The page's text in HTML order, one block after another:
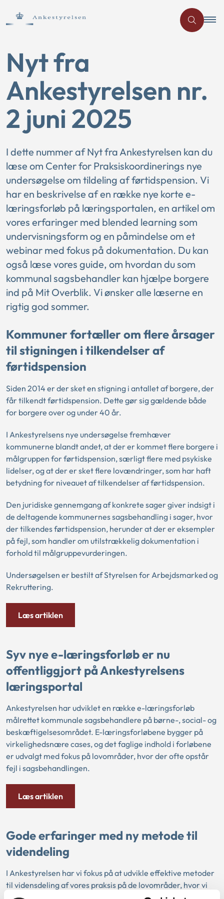
Nyt fra
Ankestyrelsen nr.
2 juni 2025
I dette nummer af Nyt fra Ankestyrelsen kan du
læse om Center for Praksiskoordinerings nye
undersøgelse om tildeling af førtidspension. Vi
har en beskrivelse af en række nye korte e-
læringsforløb på læringsportalen, en artikel om
vores erfaringer med blended learning som
undervisningsform og en påmindelse om et
webinar med fokus på dokumentation. Du kan
også læse vores guide, om hvordan du som
kommunal sagsbehandler kan hjælpe borgere
ind på Mit Overblik. Vi ønsker alle læserne en
rigtig god sommer.
Kommuner fortæller om flere årsager
til stigningen i tilkendelser af
førtidspension
Siden 2014 er der sket en stigning i antallet af borgere, der
får tilkendt førtidspension. Dette gør sig gældende både
for borgere over og under 40 år.
I Ankestyrelsens nye undersøgelse fremhæver
kommunerne blandt andet, at der er kommet flere borgere i
målgruppen for førtidspension, særligt flere med psykiske
lidelser, og at der er sket flere lovændringer, som har haft
betydning for niveauet af tilkendelser af førtidspension.
Den juridiske gennemgang af konkrete sager giver indsigt i
de deltagende kommunernes sagsbehandling i sager, hvor
der tilkendes førtidspension, herunder at der er eksempler
på fejl, som handler om utilstrækkelig dokumentation i
forhold til målgruppevurderingen.
Undersøgelsen er bestilt af Styrelsen for Arbejdsmarked og
Rekruttering.
Læs artiklen
Syv nye e-læringsforløb er nu
offentliggjort på Ankestyrelsens
læringsportal
Ankestyrelsen har udviklet en række e-læringsforløb
målrettet kommunale sagsbehandlere på børne-, social- og
beskæftigelsesområdet. E-læringsforløbene bygger på
virkelighedsnære cases, og det faglige indhold i forløbene
er udvalgt med fokus på lovområder, hvor der ofte opstår
fejl i sagsbehandlingen.
Læs artiklen
Gode erfaringer med ny metode til
videndeling
I Ankestyrelsen har vi fokus på at udvikle effektive metoder
til vidensdeling af vores praksis på de lovområder, hvor vi
behandler klagesager. Det har vi senest gjort med en